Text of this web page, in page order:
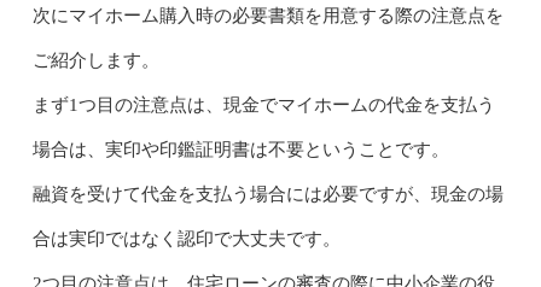
次にマイホーム購入時の必要書類を用意する際の注意点を
ご紹介します。
まず1つ目の注意点は、現金でマイホームの代金を支払う
場合は、実印や印鑑証明書は不要ということです。
融資を受けて代金を支払う場合には必要ですが、現金の場
合は実印ではなく認印で大丈夫です。
2つ目の注意点は、住宅ローンの審査の際に中小企業の役